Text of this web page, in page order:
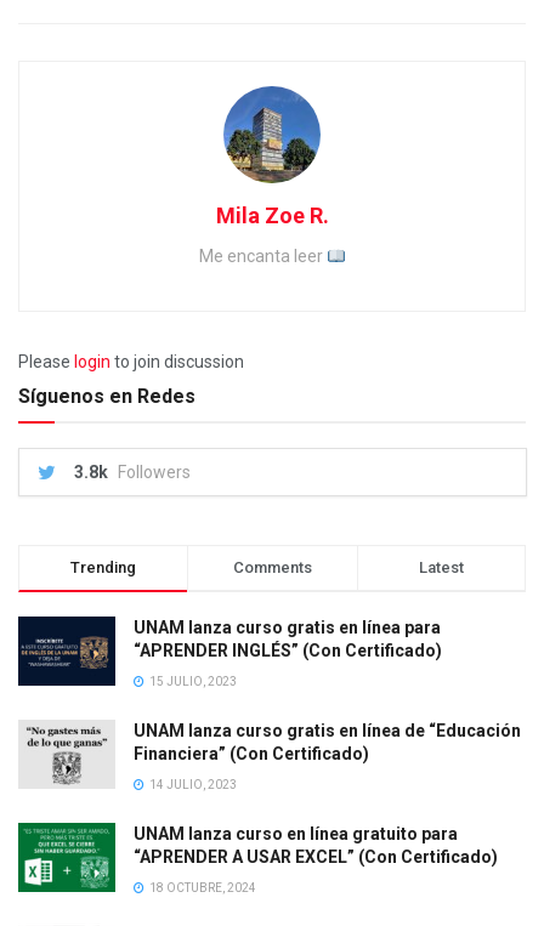
Mila Zoe R.
Me encanta leer
Please login to join discussion
Síguenos en Redes
3.8k Followers
Trending Comments Latest
UNAM lanza curso gratis en línea para
“APRENDER INGLÉS” (Con Certificado)
15 JULIO, 2023
UNAM lanza curso gratis en línea de “Educación
Financiera” (Con Certificado)
14 JULIO, 2023
UNAM lanza curso en línea gratuito para
“APRENDER A USAR EXCEL” (Con Certificado)
18 OCTUBRE, 2024